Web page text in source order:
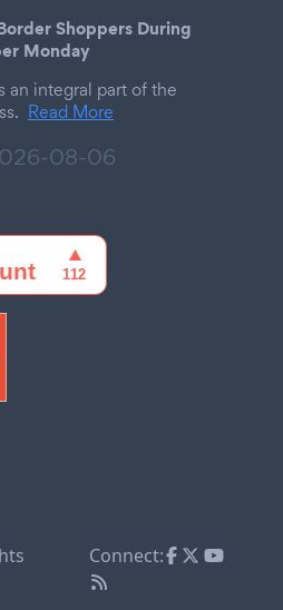
Shoppers During
Monday
an integral part of the
Read More
08-06
Connect: